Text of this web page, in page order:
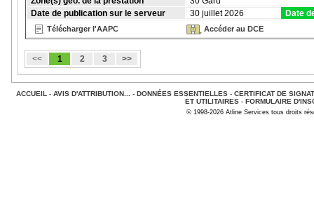
Date de publication sur le serveur
30 juillet 2026 Date
Télécharger l'AAPC Accéder au DCE
<< 1 2 3 >>
ACCUEIL - AVIS D'ATTRIBUTION... - DONNÉES ESSENTIELLES- CERTIFICAT DE
ET UTILITAIRES - FORMULAIRE
© 1998-2026 Atline Services tous droits